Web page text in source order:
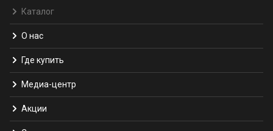
Каталог
О нас
Где купить
Медиа-центр
Акции